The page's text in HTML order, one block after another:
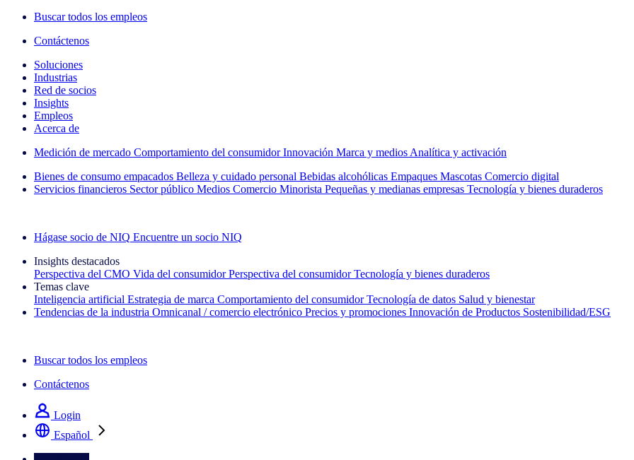
Buscar todos los empleos
Contáctenos
Soluciones
Industrias
Red de socios
Insights
Empleos
Acerca de
Medición de mercado Comportamiento del consumidor Innovación Marca y medios Analítica y activación
Bienes de consumo empacados Belleza y cuidado personal Bebidas alcohólicas Empaques Mascotas Comercio digital
Servicios financieros Sector público Medios Comercio Minorista Pequeñas y medianas empresas Tecnología y bienes duraderos
Hágase socio de NIQ Encuentre un socio NIQ
Insights destacados
Perspectiva del CMO Vida del consumidor Perspectiva del consumidor Tecnología y bienes duraderos
Temas clave
Inteligencia artificial Estrategia de marca Comportamiento del consumidor Tecnología de datos Salud y bienestar
Tendencias de la industria Omnicanal / comercio electrónico Precios y promociones Innovación de Productos Sostenibilidad/ESG
Buscar todos los empleos
Contáctenos
Login
Español